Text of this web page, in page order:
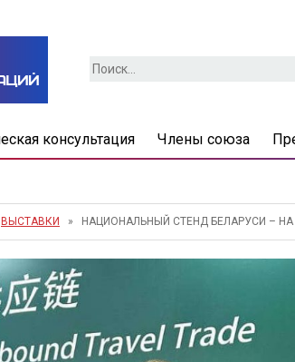
Найти:
консультация Члены союза
ВЫСТАВКИ » НАЦИОНАЛЬНЫЙ СТЕНД БЕЛАРУСИ – НА